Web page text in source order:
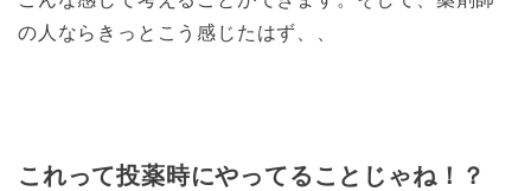
の人ならきっとこう感じたはず、、
これって投薬時にやってることじゃね！？